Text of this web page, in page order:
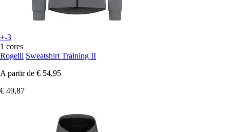
+-3
1 cores
Rogelli Sweatshirt Training II
A partir de € 54,95
€ 49,87